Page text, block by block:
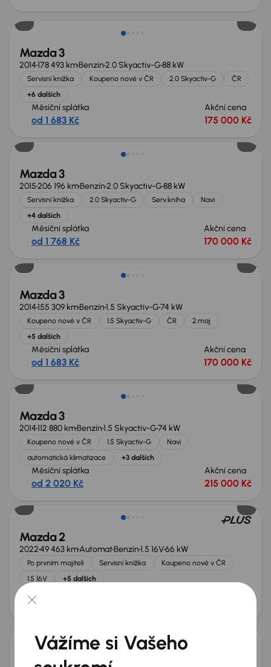
Mazda 3
2014178 493 kmBenzín2.0 Skyactiv-G88 kW
Servisní knížka Koupeno nové v ČR 2.0 Skyactiv-G
ČR
+6 dalších
Měsíční splátka
od 1 683 Kč
Akční cena
175 000 Kč
Mazda 3
2015206 196 kmBenzín2.0 Skyactiv-G88 kW
Servisní knížka 2.0 Skyactiv-G Serv.kniha
Navi
+4 dalších
Měsíční splátka
od 1 768 Kč
Akční cena
170 000 Kč
Nově v nabídce
Mazda 3
2014155 309 kmBenzín1.5 Skyactiv-G74 kW
Koupeno nové v ČR 1.5 Skyactiv-G ČR
2.maj
+5 dalších
Měsíční splátka
od 1 683 Kč
Akční cena
170 000 Kč
Mazda 3
2014112 880 kmBenzín1.5 Skyactiv-G74 kW
Koupeno nové v ČR 1.5 Skyactiv-G
Navi
automatická klimatizace
+3 dalších
Měsíční splátka
od 2 020 Kč
Akční cena
215 000 Kč
Mazda 2
202249 463 kmAutomatBenzín1.5 16V66 kW
Po prvním majiteli Servisní knížka
Koupeno nové v ČR
1.5 16V
+5 dalších
od 2 525 Kč
Mazda 2
Vážíme si Vašeho